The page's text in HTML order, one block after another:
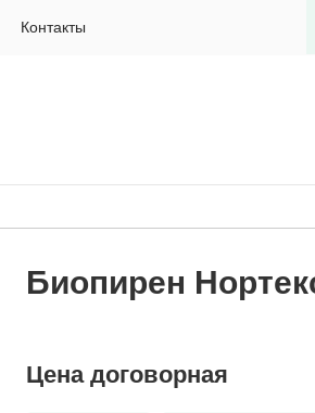
Контакты
Биопирен
Ценадоговорная